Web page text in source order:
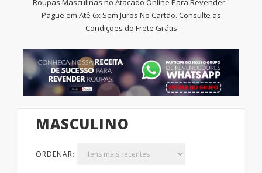
Sabe o que faz a sua cliente comprar mais
ela, sua venda consultiva, sua facilidade de
pagamento e variedade de produtos, mas
não pode faltar o seu conhecimento para
uma boa consultoria de moda.
gostos, seguem as dicas:
Roupas Masculinas no Atacado Online Para Revender -
Pague em Até 6x Sem Juros No Cartão. Consulte as
Condições do Frete Grátis
MASCULINO
ORDENAR: